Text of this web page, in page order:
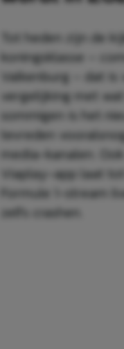
Tot heden zijn de
koningsklasse –
Valkenburg – dat
vergelijking met
sommigen is het
tevreden
media-kanalen.
Viaplay-app laat
Formule 1-stream
zelfs crashen.